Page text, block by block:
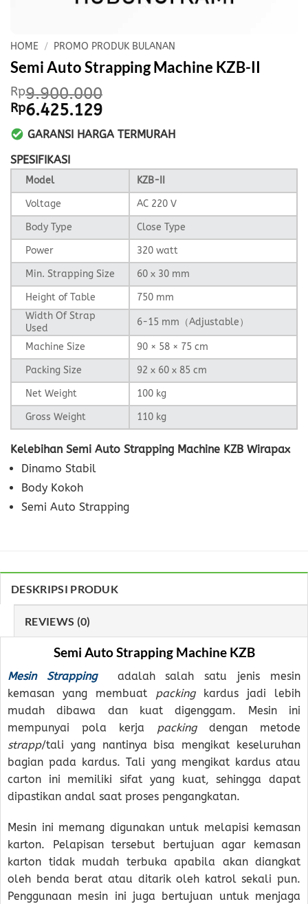
HOME / PROMO PRODUK BULANAN
Semi Auto Strapping Machine KZB-II
Rp9.900.000
Original
price
was:
Rp9.900.000.
Rp6.425.129Current
price
is:
GARANSI HARGA TERMURAH
SPESIFIKASI
Model
KZB-II
Voltage
AC 220 V
Body Type
Close Type
Power
320 watt
Min. Strapping Size
60 x 30 mm
Height of Table
750 mm
Width Of Strap
Used
6-15 mm（Adjustable）
Machine Size
90 × 58 × 75 cm
Packing Size
92 x 60 x 85 cm
Net Weight
100 kg
Gross Weight
110 kg
Kelebihan Semi Auto Strapping Machine KZB Wirapax
Dinamo Stabil
Body Kokoh
Semi Auto Strapping
DESKRIPSI PRODUK
REVIEWS (0)
Semi Auto Strapping Machine KZB
Mesin Strappingadalah salah satu jenis mesin
kemasan yang membuat
packingkardus jadi lebih
mudah dibawa dan kuat digenggam. Mesin ini
mempunyai pola kerja
packingdengan metode
strapp/tali yang nantinya bisa mengikat keseluruhan
bagian pada kardus. Tali yang mengikat kardus atau
carton ini memiliki sifat yang kuat, sehingga dapat
dipastikan andal saat proses pengangkatan.
Mesin ini memang digunakan untuk melapisi kemasan
karton. Pelapisan tersebut bertujuan agar kemasan
karton tidak mudah terbuka apabila akan diangkat
oleh benda berat atau ditarik oleh katrol sekali pun.
Penggunaan mesin ini juga bertujuan untuk menjaga